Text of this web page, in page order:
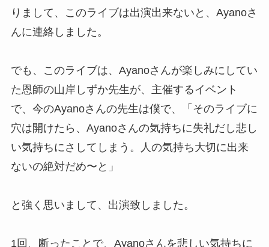
りまして、このライブは出演出来ないと、Ayanoさ
んに連絡しました。
でも、このライブは、Ayanoさんが楽しみにしてい
た恩師の山岸しずか先生が、主催するイベント
で、今のAyanoさんの先生は僕で、「そのライブに
穴は開けたら、Ayanoさんの気持ちに失礼だし悲し
い気持ちにさしてしまう。人の気持ち大切に出来
ないの絶対だめ〜と」
と強く思いまして、出演致しました。
1回、断ったことで、Ayanoさんを悲しい気持ちに